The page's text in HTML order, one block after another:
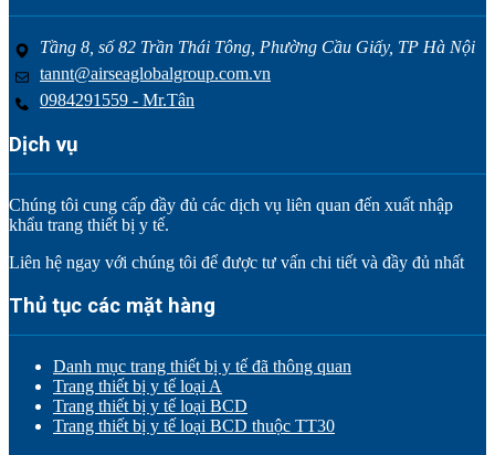
Tầng 8, số 82 Trần Thái Tông, Phường Cầu Giấy, TP Hà Nội
tannt@airseaglobalgroup.com.vn
0984291559 - Mr.Tân
Dịch vụ
Chúng tôi cung cấp đầy đủ các dịch vụ liên quan đến xuất nhập
khẩu trang thiết bị y tế.
Liên hệ ngay với chúng tôi để được tư vấn chi tiết và đầy đủ nhất
Thủ tục các mặt hàng
Danh mục trang thiết bị y tế đã thông quan
Trang thiết bị y tế loại A
Trang thiết bị y tế loại BCD
Trang thiết bị y tế loại BCD thuộc TT30